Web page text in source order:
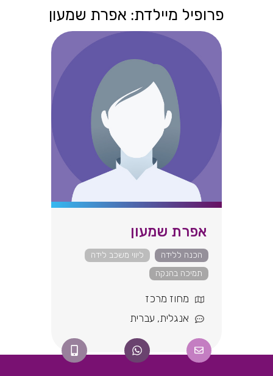
פרופיל מיילדת: אפרת שמעון
אפרת שמעון
הכנה ללידה
ליווי משכב לידה
תמיכה בהנקה
מחוז מרכז
אנגלית, עברית